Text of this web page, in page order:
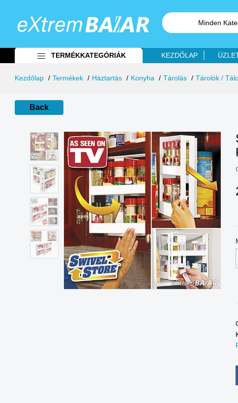
Minden
TERMÉKKATEGÓRIÁK KEZDŐLAP
Kezdőlap Termékek Háztartás Konyha Tárolás Tárolók /
Back